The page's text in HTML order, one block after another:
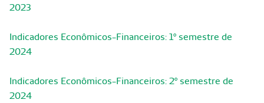
2023
Indicadores Econômicos-Financeiros: 1º semestre de
2024
Indicadores Econômicos-Financeiros: 2º semestre de
2024